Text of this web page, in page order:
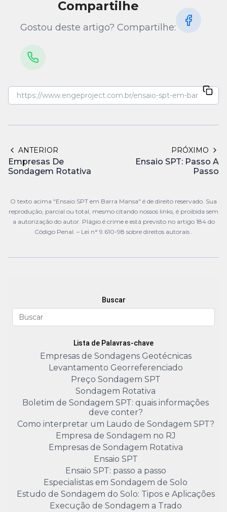
Compartilhe
Gostou deste artigo? Compartilhe:
ANTERIOR
Empresas De
Sondagem Rotativa
PRÓXIMO
Ensaio SPT: Passo A
Passo
O texto acima "Ensaio SPT em Barra Mansa" é de direito reservado. Sua
reprodução, parcial ou total, mesmo citando nossos links, é proibida sem
a autorização do autor. Plágio é crime e está previsto no artigo 184 do
Código Penal. – Lei n° 9.610-98 sobre direitos autorais .
Buscar
Lista de Palavras-chave
Empresas de Sondagens Geotécnicas
Levantamento Georreferenciado
Preço Sondagem SPT
Sondagem Rotativa
Boletim de Sondagem SPT: quais informações
deve conter?
Como interpretar um Laudo de Sondagem SPT?
Empresa de Sondagem no RJ
Empresas de Sondagem Rotativa
Ensaio SPT
Ensaio SPT: passo a passo
Especialistas em Sondagem de Solo
Estudo de Sondagem do Solo: Tipos e Aplicações
Execução de Sondagem a Trado